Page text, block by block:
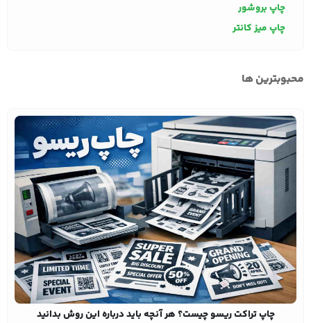
چاپ بروشور
چاپ میز کانتر
محبوبترین ها
چاپ تراکت ریسو چیست؟ هر آنچه باید درباره این روش بدانید